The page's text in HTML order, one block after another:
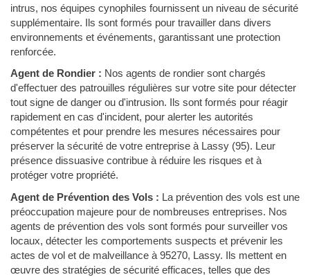
intrus, nos équipes cynophiles fournissent un niveau de sécurité
supplémentaire. Ils sont formés pour travailler dans divers
environnements et événements, garantissant une protection
renforcée.
Agent de Rondier : Nos agents de rondier sont chargés
d'effectuer des patrouilles régulières sur votre site pour détecter
tout signe de danger ou d'intrusion. Ils sont formés pour réagir
rapidement en cas d'incident, pour alerter les autorités
compétentes et pour prendre les mesures nécessaires pour
préserver la sécurité de votre entreprise à Lassy (95). Leur
présence dissuasive contribue à réduire les risques et à
protéger votre propriété.
Agent de Prévention des Vols : La prévention des vols est une
préoccupation majeure pour de nombreuses entreprises. Nos
agents de prévention des vols sont formés pour surveiller vos
locaux, détecter les comportements suspects et prévenir les
actes de vol et de malveillance à 95270, Lassy. Ils mettent en
œuvre des stratégies de sécurité efficaces, telles que des